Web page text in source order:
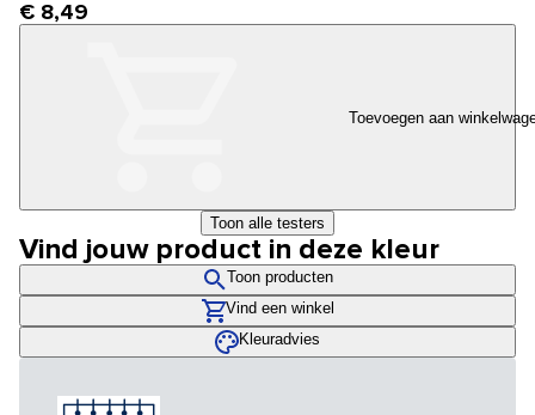
€ 8,49
Toevoegen aan
Toon alle testers
Vind jouw product in deze kleur
Toon producten
Vind een winkel
Kleuradvies